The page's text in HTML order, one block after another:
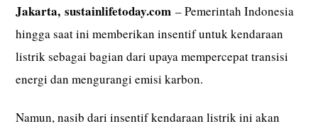
Jakarta,sustainlifetoday.com – Pemerintah Indonesia
hingga saat ini memberikan insentif untuk kendaraan
listrik sebagai bagian dari upaya mempercepat transisi
energi dan mengurangi emisi karbon.
Namun, nasib dari insentif kendaraan listrik ini akan